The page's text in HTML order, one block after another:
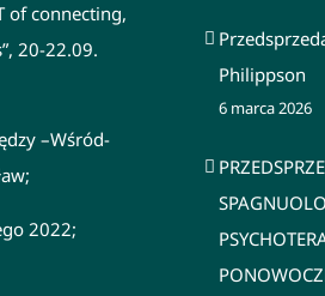
of connecting,
20-22.09.
–Wśród-
2022;
Philippson
6 marca 2026